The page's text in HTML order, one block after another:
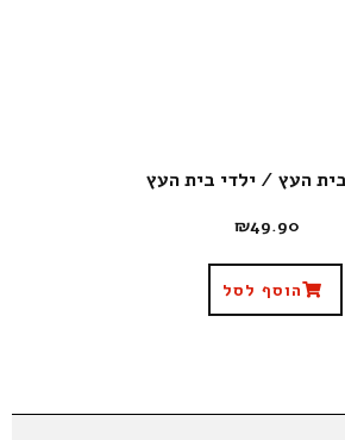
העץ / ילדי בית העץ
₪49.90
הוסף לסל